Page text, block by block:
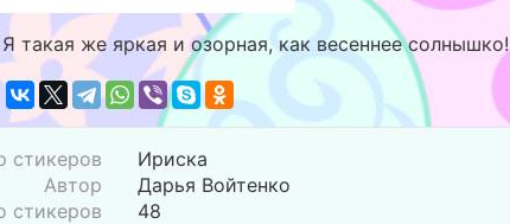
такая же яркая и озорная, как весеннее солнышко!
стикеров
Ириска
Автор
Дарья Войтенко
стикеров
48